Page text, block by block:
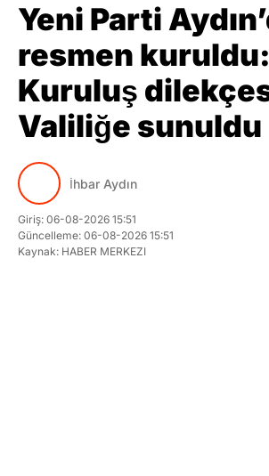
Yeni Parti
resmen kuruldu:
Kuruluş
Valiliğe sunuldu
İhbar Aydın
Giriş: 06-08-2026 15:51
Güncelleme: 06-08-2026 15:51
Kaynak: HABER MERKEZI